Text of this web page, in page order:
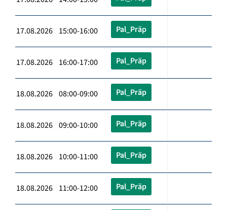
17.08.2026 15:00-16:00 Pal_Präp
17.08.2026 16:00-17:00 Pal_Präp
18.08.2026 08:00-09:00 Pal_Präp
18.08.2026 09:00-10:00 Pal_Präp
18.08.2026 10:00-11:00 Pal_Präp
18.08.2026 11:00-12:00 Pal_Präp